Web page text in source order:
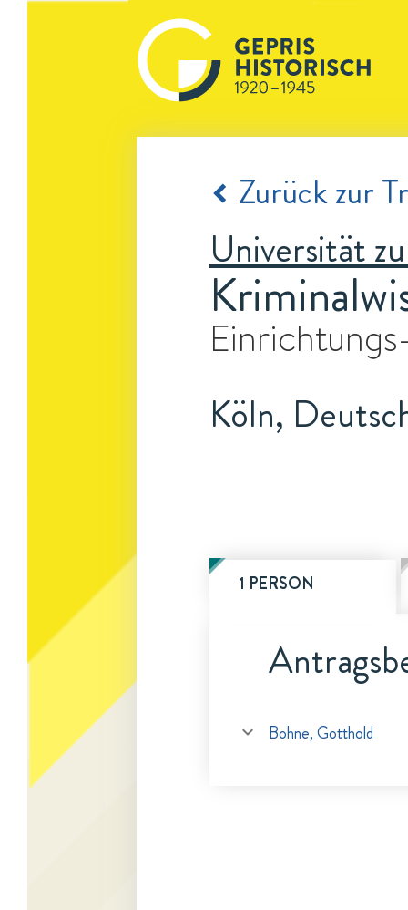
Zurück zur
Universität
Köln,
1 PERSON
Bohne, Gotthold